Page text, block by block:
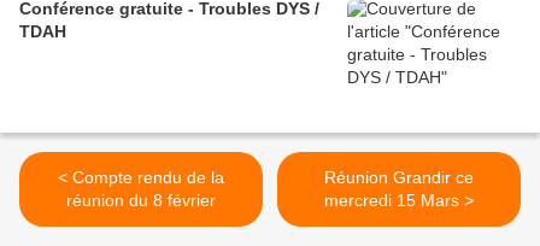
Conférence gratuite - Troubles DYS /
TDAH
< Compte rendu de la
réunion du 8 février
Réunion Grandir ce
mercredi 15 Mars >